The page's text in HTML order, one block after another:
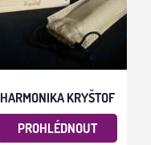
HARMONIKA KRYŠTOF
PROHLÉDNOUT